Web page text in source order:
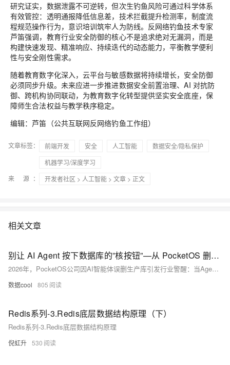
研究证实，数据泄露不可逆转，但次生钓鱼风险可通过科学体系
有效管控：透明通报降低信息差，技术拦截提升检测率，制度流
程规范操作行为，意识培训筑牢人为防线。反网络钓鱼技术专家
芦笛强调，教育行业安全防御的核心不是追求绝对无漏洞，而是
构建快速发现、精准响应、持续迭代的动态能力，平衡教学便利
性与安全刚性需求。
随着教育数字化深入，云平台与敏感数据将持续增长，安全防御
必须同步升级。未来应进一步推进数据安全前置治理、AI 对抗防
御、跨机构协同联动，为教育数字化转型提供坚实安全底座，保
障师生合法权益与教学秩序稳定。
编辑：芦笛（公共互联网反网络钓鱼工作组）
文章标签： 前端开发 安全 人工智能
数据安全/隐私保护
机器学习/深度学习
来 源：
开发者社区 > 人工智能 > 文章 > 正文
相关文章
别让 AI Agent 按下数据库的”核按钮”—从 PocketOS 删库事件看 Agent 时代的数据安全新范式
2026年，PocketOS公司因AI智能体误删生产库引发行业警醒：当Agent替代人工操作数据库，传统安全体系全面失效。阿里云推出Agent DataGateway，构建身份可识别、权限可控制、行为可审计、风险可阻断的AI原生数据管控层，助力企业安全释放Agent数据能力。
数据cool 805
Redis系列-3.Redis底层数据结构原理（下）
Redis系列-3.Redis底层数据结构原理
倪虹升 530